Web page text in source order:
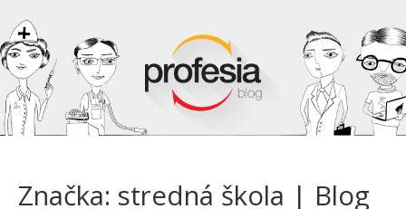
Značka: stredná škola | Blog